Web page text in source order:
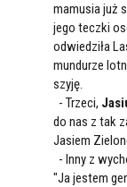
mamusia już
jego teczki
odwiedziła
mundurze
szyję.
- Trzeci,
do nas z tak
Jasiem
- Inny z
"Ja jestem